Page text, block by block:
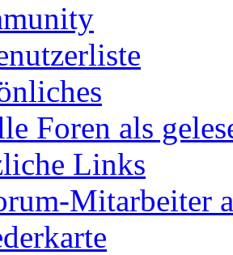
Foren als
Links
Mitarbeiter